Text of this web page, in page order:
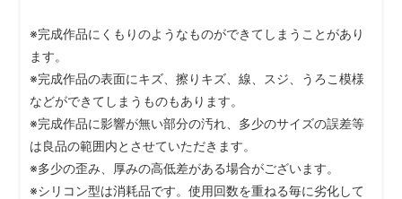
※完成作品にくもりのようなものができてしまうことがあり
ます。
※完成作品の表面にキズ、擦りキズ、線、スジ、うろこ模様
などができてしまうものもあります。
※完成作品に影響が無い部分の汚れ、多少のサイズの誤差等
は良品の範囲内とさせていただきます。
※多少の歪み、厚みの高低差がある場合がございます。
※シリコン型は消耗品です。使用回数を重ねる毎に劣化して